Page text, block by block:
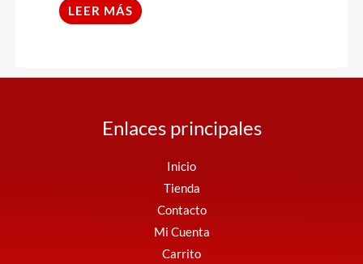
LEER MÁS
Enlaces principales
Inicio
Tienda
Contacto
Mi Cuenta
Carrito